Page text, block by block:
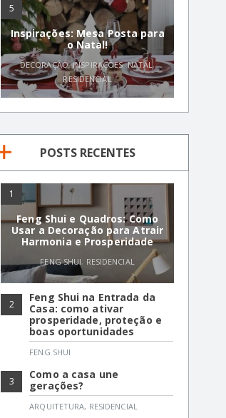
5
Inspirações: Mesa Posta para
o Natal!
DECORAÇÃO,INSPIRAÇÕES,NATAL,
RESIDENCIAL
POSTS RECENTES
1
Feng Shui e Quadros: Como
Usar a Decoração para Atrair
Harmonia e Prosperidade
FENG SHUI, RESIDENCIAL
2
Feng Shui na Entrada da
Casa: como ativar
prosperidade, proteção e
boas oportunidades
FENG SHUI
3
Como a casa une
gerações?
ARQUITETURA, RESIDENCIAL